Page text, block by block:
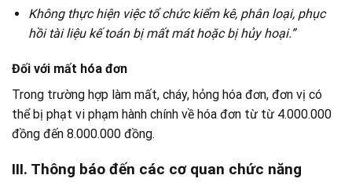
Không thực hiện việc tổ chức kiểm kê, phân loại, phục
hồi tài liệu kế toán bị mất mát hoặc bị hủy hoại.”
Đối với mất hóa đơn
Trong trường hợp làm mất, cháy, hỏng hóa đơn, đơn vị có
thể bị phạt vi phạm hành chính về hóa đơn từ từ 4.000.000
đồng đến 8.000.000 đồng.
III. Thông báo đến các cơ quan chức năng